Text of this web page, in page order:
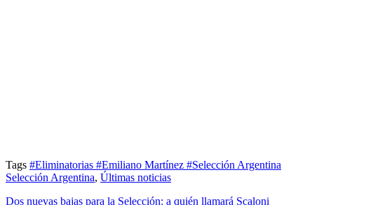
Tags #Eliminatorias #Emiliano Martínez #Selección Argentina
Selección Argentina, Últimas noticias
Dos nuevas bajas para la Selección: a quién llamará Scaloni